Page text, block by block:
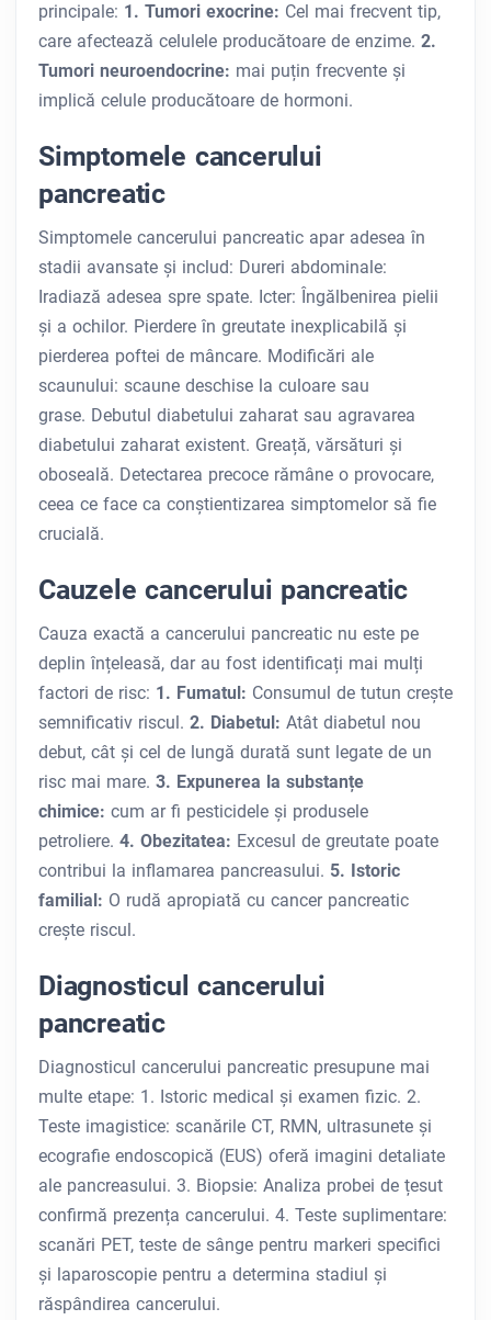
principale: 1. Tumori exocrine: Cel mai frecvent tip,
care afectează celulele producătoare de enzime. 2.
Tumori neuroendocrine: mai puțin frecvente și
implică celule producătoare de hormoni.
Simptomele cancerului
pancreatic
Simptomele cancerului pancreatic apar adesea în
stadii avansate și includ: Dureri abdominale:
Iradiază adesea spre spate. Icter: Îngălbenirea pielii
și a ochilor. Pierdere în greutate inexplicabilă și
pierderea poftei de mâncare. Modificări ale
scaunului: scaune deschise la culoare sau
grase. Debutul diabetului zaharat sau agravarea
diabetului zaharat existent. Greață, vărsături și
oboseală. Detectarea precoce rămâne o provocare,
ceea ce face ca conștientizarea simptomelor să fie
crucială.
Cauzele cancerului pancreatic
Cauza exactă a cancerului pancreatic nu este pe
deplin înțeleasă, dar au fost identificați mai mulți
factori de risc: 1. Fumatul: Consumul de tutun crește
semnificativ riscul. 2. Diabetul: Atât diabetul nou
debut, cât și cel de lungă durată sunt legate de un
risc mai mare. 3. Expunerea la substanțe
chimice: cum ar fi pesticidele și produsele
petroliere. 4. Obezitatea: Excesul de greutate poate
contribui la inflamarea pancreasului. 5. Istoric
familial: O rudă apropiată cu cancer pancreatic
crește riscul.
Diagnosticul cancerului
pancreatic
Diagnosticul cancerului pancreatic presupune mai
multe etape: 1. Istoric medical și examen fizic. 2.
Teste imagistice: scanările CT, RMN, ultrasunete și
ecografie endoscopică (EUS) oferă imagini detaliate
ale pancreasului. 3. Biopsie: Analiza probei de țesut
confirmă prezența cancerului. 4. Teste suplimentare:
scanări PET, teste de sânge pentru markeri specifici
și laparoscopie pentru a determina stadiul și
răspândirea cancerului.